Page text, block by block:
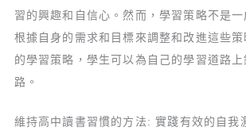
習的興趣和自信心。然而，學習策略不是
根據自身的需求和目標來調整和改進這些
的學習策略，學生可以為自己的學習道路
路。
維持高中讀書習慣的方法: 實踐有效的自我